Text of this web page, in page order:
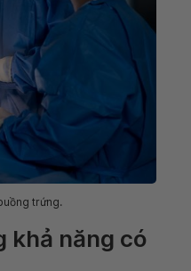
trứng.
khả năng có